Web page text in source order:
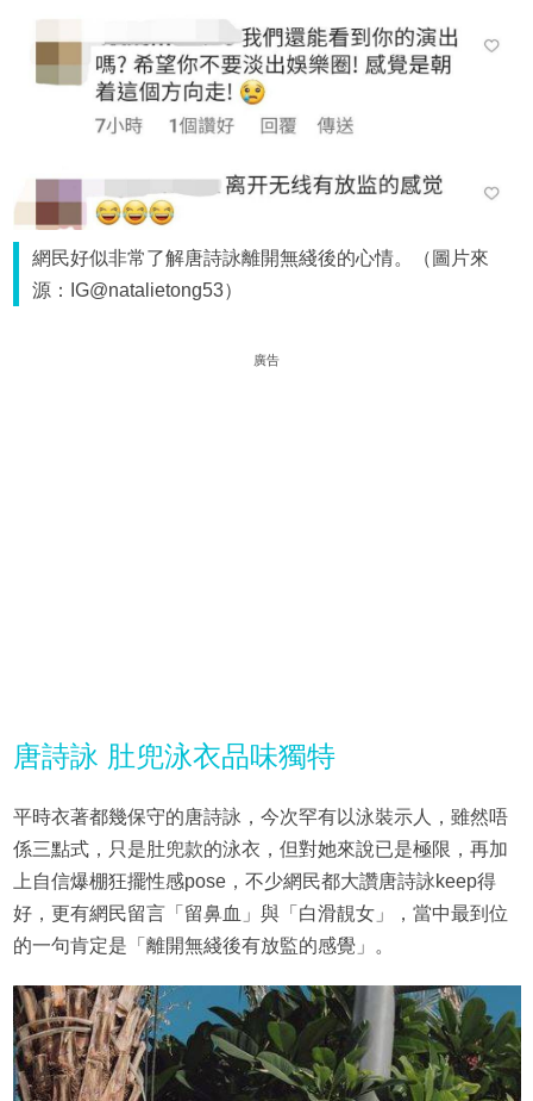
網民好似非常了解唐詩詠離開無綫後的心情。（圖片來
源：IG@natalietong53）
廣告
唐詩詠 肚兜泳衣品味獨特
平時衣著都幾保守的唐詩詠，今次罕有以泳裝示人，雖然唔
係三點式，只是肚兜款的泳衣，但對她來說已是極限，再加
上自信爆棚狂擺性感pose，不少網民都大讚唐詩詠keep得
好，更有網民留言「留鼻血」與「白滑靚女」，當中最到位
的一句肯定是「離開無綫後有放監的感覺」。